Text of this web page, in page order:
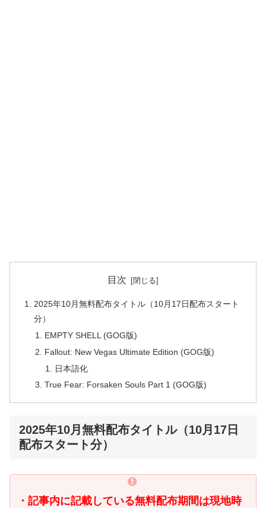
目次
2025年10月無料配布タイトル（10月17日配布スタート
分）
EMPTY SHELL (GOG版)
Fallout: New Vegas Ultimate Edition (GOG版)
日本語化
True Fear: Forsaken Souls Part 1 (GOG版)
2025年10月無料配布タイトル（10月17日
配布スタート分）
・記事内に記載している無料配布期間は現地時